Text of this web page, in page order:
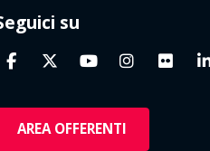
su
AREA OFFERENTI